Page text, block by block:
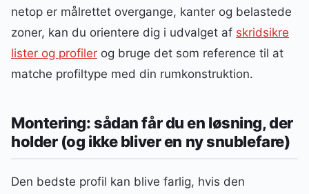
netop er målrettet overgange, kanter og belastede
zoner, kan du orientere dig i udvalget af skridsikre
lister og profiler og bruge det som reference til at
matche profiltype med din rumkonstruktion.
Montering: sådan får du en løsning, der
holder (og ikke bliver en ny snublefare)
Den bedste profil kan blive farlig, hvis den